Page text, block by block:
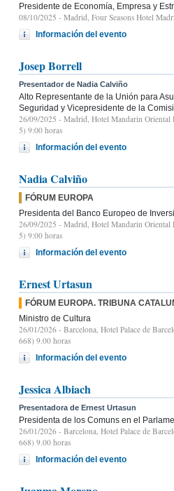
Presidente de Economía, Empresa y
08/10/2025 - Madrid, Four Seasons Hotel
Información del evento
Josep Borrell
Presentador de Nadia Calviño
Alto Representante de la Unión para
Seguridad y Vicepresidente de la
26/09/2025 - Madrid, Hotel Mandarin Oriental
5) 9:00 horas
Información del evento
Nadia Calviño
FÓRUM EUROPA
Presidenta del Banco Europeo de
26/09/2025 - Madrid, Hotel Mandarin Oriental
5) 9:00 horas
Información del evento
Ernest Urtasun
FÓRUM EUROPA. TRIBUNA
Ministro de Cultura
26/01/2026 - Barcelona, Hotel Palace de
668) 9.00 horas
Información del evento
Jessica Albiach
Presentadora de Ernest Urtasun
Presidenta de los Comuns en el
26/01/2026 - Barcelona, Hotel Palace de
668) 9.00 horas
Información del evento